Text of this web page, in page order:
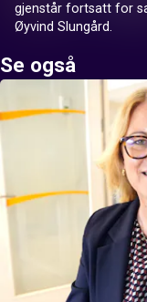
gjenstår fortsatt for
Øyvind Slungård.
Se også